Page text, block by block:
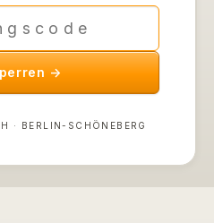
→
· BERLIN-SCHÖNEBERG